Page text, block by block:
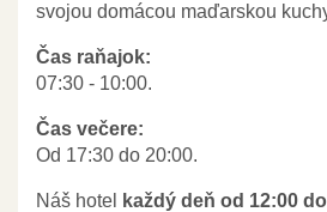
svojou domácou maďarskou
Čas raňajok:
07:30 - 10:00.
Čas večere:
Od 17:30 do 20:00.
Náš hotel každý deň od 12:00